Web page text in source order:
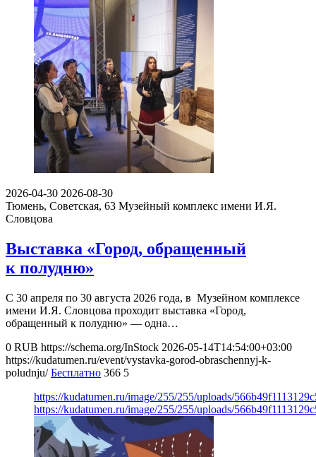
2026-04-30 2026-08-30
Тюмень, Советская, 63 Музейный комплекс имени И.Я.
Словцова
Выставка «Город, обращенный
к полудню»
С 30 апреля по 30 августа 2026 года, в Музейном комплексе
имени И.Я. Словцова проходит выставка «Город,
обращенный к полудню» — одна…
0 RUB https://schema.org/InStock 2026-05-14T14:54:00+03:00
https://kudatumen.ru/event/vystavka-gorod-obraschennyj-k-
poludnju/ Бесплатно 366 5
https://kudatumen.ru/image/255/255/uploads/
https://kudatumen.ru/image/255/255/uploads/